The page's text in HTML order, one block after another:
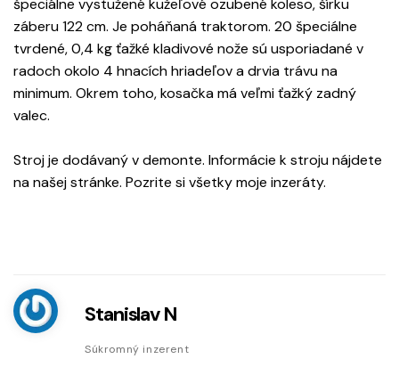
špeciálne vystužené kužeľové ozubené koleso, šírku
záberu 122 cm. Je poháňaná traktorom. 20 špeciálne
tvrdené, 0,4 kg ťažké kladivové nože sú usporiadané v
radoch okolo 4 hnacích hriadeľov a drvia trávu na
minimum. Okrem toho, kosačka má veľmi ťažký zadný
valec.
Stroj je dodávaný v demonte. Informácie k stroju nájdete
na našej stránke. Pozrite si všetky moje inzeráty.
Stanislav N
Súkromný inzerent